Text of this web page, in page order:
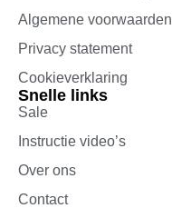
Algemene voorwaarden
Privacy statement
Cookieverklaring
Snelle links
Sale
Instructie video’s
Over ons
Contact